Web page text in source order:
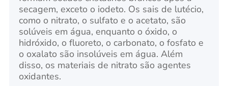
secagem, exceto o iodeto. Os sais de lutécio,
como o nitrato, o sulfato e o acetato, são
solúveis em água, enquanto o óxido, o
hidróxido, o fluoreto, o carbonato, o fosfato e
o oxalato são insolúveis em água. Além
disso, os materiais de nitrato são agentes
oxidantes.